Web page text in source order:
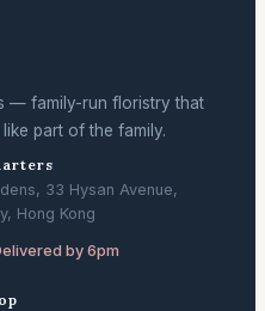
— family-run floristry that
part of the family.
33 Hysan Avenue,
Hong Kong
by 6pm